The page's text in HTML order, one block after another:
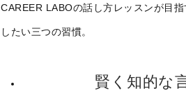
CAREER LABOの話し方レッスンが目
したい三つの習慣。
賢く知的な